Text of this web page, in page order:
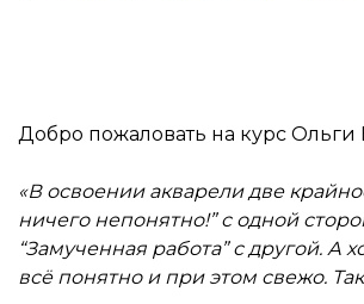
Добро пожаловать на курс Ольги
«В освоении акварели две
ничего непонятно!” с одной
“Замученная работа” с другой. А
всё понятно и при этом свежо.